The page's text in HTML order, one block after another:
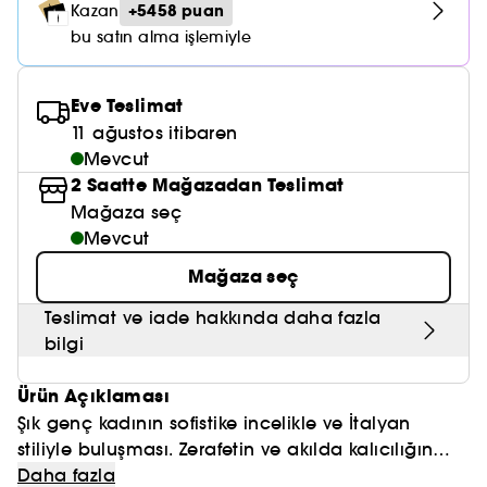
Maske
Cilt & Makyaj Temizleyiciler
Cilt Bakım Setleri
Saç Bakım Setleri
Okyanus Esansı
Nemlendirici Bakım
Kızarıklık için Bakım
Sıkılaştırıcı ve Lifting Etkili Bakım
Cilt Tonu Eşitsizliği için Bakım
Gözenek Karşıtı
Işıltı Veren Bakım
Karma ve Yağlı Saçlar
Kuru Saç Bakımı
CHAMPO
GHD
LE MONDE GOURMAND
SOL DE JANEIRO
ERBORIAN
OLAPLEX
KÉRASTASE
GISOU
KAYALI
ARMANI
SUPERGOOP!
AMIKA
KAYALI
LE MONDE GOURMAND
Kazan +5458 puan
bu satın alma işlemiyle
Eve Teslimat
11 ağustos itibaren
Mevcut
2 Saatte Mağazadan Teslimat
Mağaza seç
Mevcut
Mağaza seç
Teslimat ve iade hakkında daha fazla
bilgi
Ürün Açıklaması
Şık genç kadının sofistike incelikle ve İtalyan
stiliyle buluşması. Zerafetin ve akılda kalıcılığın
uyuşması ikonik zarifliğe sahip yaseminin ve
Daha fazla